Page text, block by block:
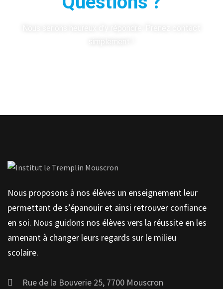
Nous proposons à nos élèves un enseignement leur
permettant de s’épanouir et ainsi retrouver confiance
en soi. Nous guidons nos élèves vers la réussite en les
amenant à changer leurs regards sur le milieu
scolaire.
Rue de la Bouverie 25, 7700 Mouscron